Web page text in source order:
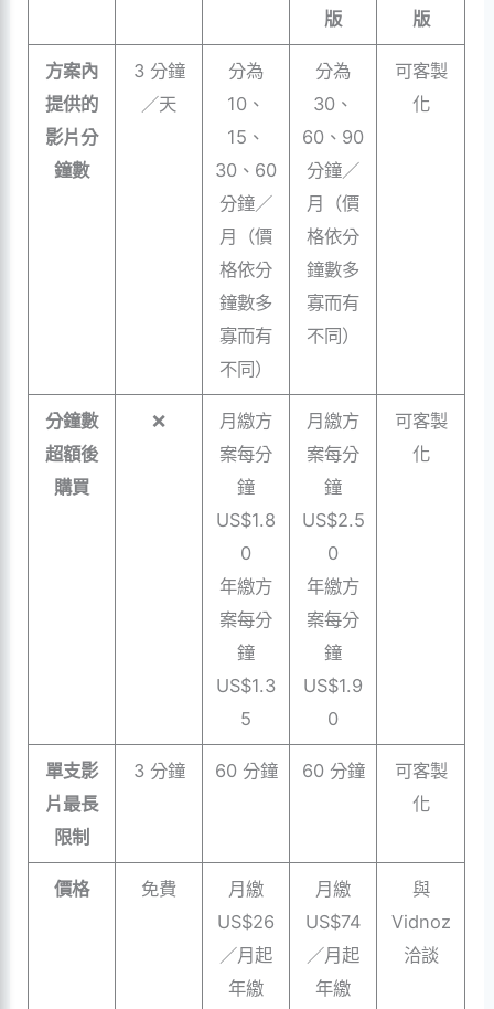
版
版
方案內
提供的
影片分
鐘數
3 分鐘
／天
分為
10、
15、
30、60
分鐘／
月（價
格依分
鐘數多
寡而有
不同）
分為
30、
60、90
分鐘／
月（價
格依分
鐘數多
寡而有
不同）
可客製
化
分鐘數
超額後
購買
❌
月繳方
案每分
鐘
US$1.8
0
年繳方
案每分
鐘
US$1.3
5
月繳方
案每分
鐘
US$2.5
0
年繳方
案每分
鐘
US$1.9
0
可客製
化
單支影
片最長
限制
3 分鐘 60 分鐘 60 分鐘
可客製
化
價格 免費
月繳
US$26
／月起
年繳
月繳
US$74
／月起
年繳
與
Vidnoz
洽談